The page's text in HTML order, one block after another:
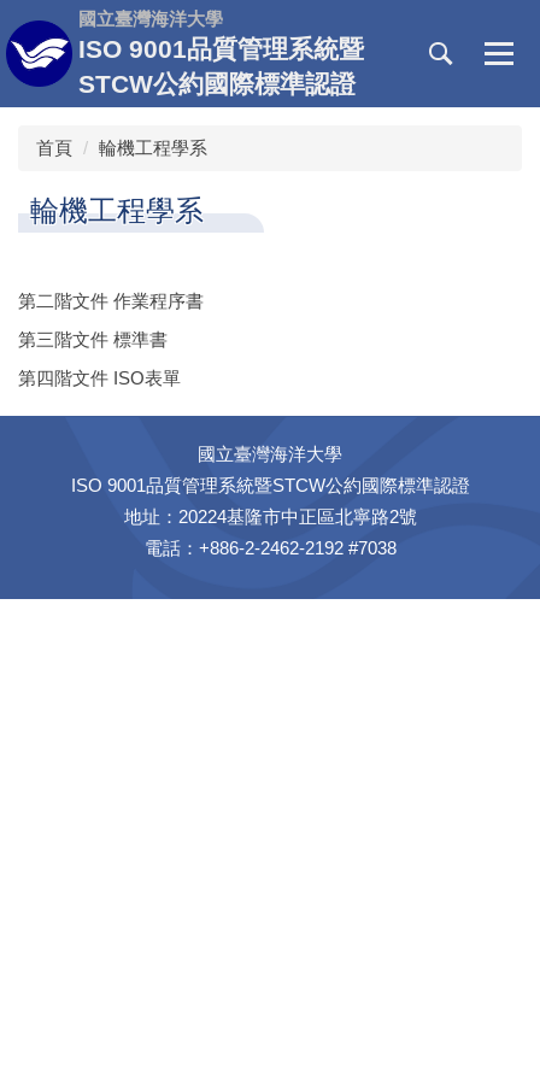
跳
到
主
國立臺灣海洋大學
ISO 9001品質管理系統暨
STCW公約國際標準認證
首頁 輪機工程學系
輪機工程學系
第二階文件 作業程序書
第三階文件 標準書
第四階文件 ISO表單
國立臺灣海洋大學
ISO 9001品質管理系統暨STCW公約國際標準認證
地址：20224基隆市中正區北寧路2號
電話：+886-2-2462-2192 #7038